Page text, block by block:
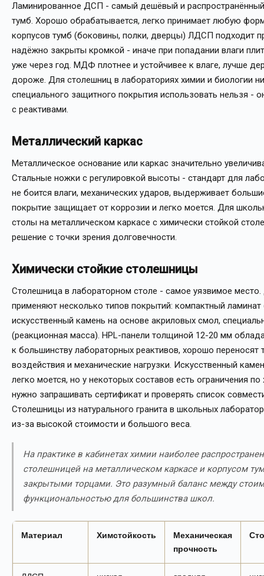
Ламинированное ДСП - самый дешёвый и
тумб. Хорошо обрабатывается, легко принимает любую
корпусов тумб (боковины, полки, дверцы) ЛДСП подходит
надёжно закрыты кромкой - иначе при попадании влаги
уже через год. МДФ плотнее и устойчивее к влаге, лучше
дороже. Для столешниц в лабораториях химии и
специального защитного покрытия использовать нельзя -
с реактивами.
Металлический каркас
Металлическое основание или каркас значительно
Стальные ножки с регулировкой высоты - стандарт для
не боится влаги, механических ударов, выдерживает
покрытие защищает от коррозии и легко моется. Для
столы на металлическом каркасе с химически стойкой
решение с точки зрения долговечности.
Химически стойкие столешницы
Столешница в лабораторном столе - самое уязвимое
применяют несколько типов покрытий: компактный ламинат
искусственный камень на основе акриловых смол,
(реакционная масса). HPL-панели толщиной 12-20 мм
к большинству лабораторных реактивов, хорошо переносят
воздействия и механические нагрузки. Искусственный
легко моется, но у некоторых составов есть ограничения
нужно запрашивать сертификат и проверять список
Столешницы из натурального гранита в школьных
из-за высокой стоимости и большого веса.
На практике в кабинетах химии наиболее
столешницей на металлическом каркасе и корпусом
закрытыми торцами. Это разумный баланс между
функциональностью для большинства школ.
Материал Химстойкость
Механическая
прочность